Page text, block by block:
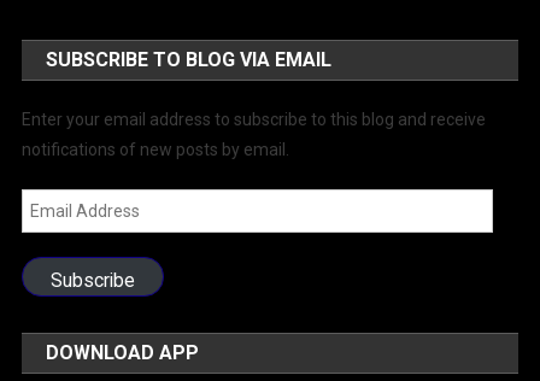
SUBSCRIBE TO BLOG VIA EMAIL
Enter your email address to subscribe to this blog and receive
notifications of new posts by email.
Email
Address
Subscribe
DOWNLOAD APP